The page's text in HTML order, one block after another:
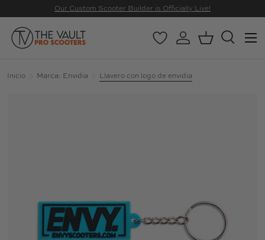
Our Custom Scooter Builder is Officially Live!
Buscar
Buscar
WishlistIniciar sesión
CestaBuscar
Menú
Inicio Marca: Envidia Llavero con logo de envidia